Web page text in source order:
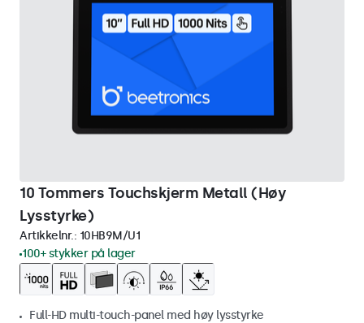
10 Tommers Touchskjerm Metall (Høy
Lysstyrke)
Artikkelnr.: 10HB9M/U1
100+ stykker på lager
Full-HD multi-touch-panel med høy lysstyrke